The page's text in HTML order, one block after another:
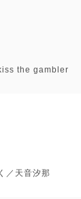
the gambler
／天音汐那